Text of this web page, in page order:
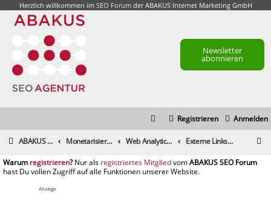
Herzlich willkommen im SEO Forumder ABAKUS Internet Marketing GmbH
Newsletter
abonnieren
Anmelden
Registrieren
ABAKUS Foren-Übersicht Monetarisierung & Controlling Web Analytics & Controlling Externe Links mit Analytics Tracken?
registrieren registriertes Mitglied
Anzeige